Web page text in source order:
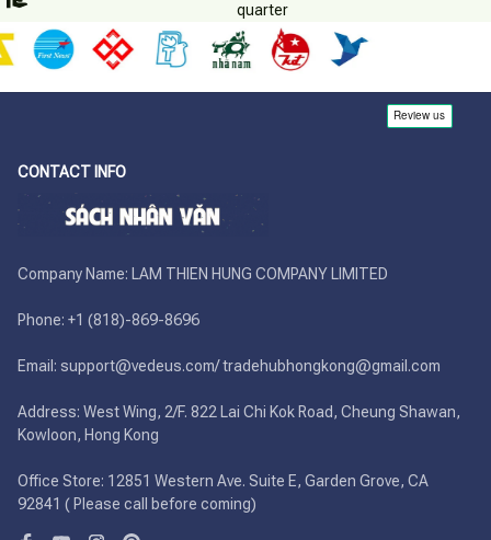
quarter
CONTACT INFO
Company Name: LAM THIEN HUNG COMPANY LIMITED
Phone: +1 (818)-869-8696
Email: support@vedeus.com/ tradehubhongkong@gmail.com
Address: West Wing, 2/F. 822 Lai Chi Kok Road, Cheung Shawan,
Kowloon, Hong Kong
Office Store: 12851 Western Ave. Suite E, Garden Grove, CA
92841 ( Please call before coming)